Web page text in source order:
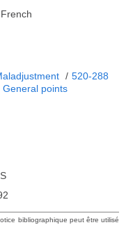
French
/ 520-288
General points
bibliographique peut être utilisé